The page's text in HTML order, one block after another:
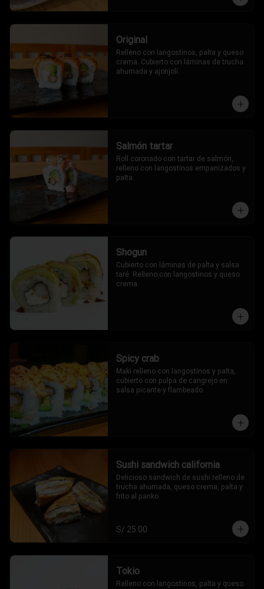
Original
Relleno con langostinos, palta y queso
crema. Cubierto con láminas de trucha
ahumada y ajonjolí.
Salmón tartar
Roll coronado con tartar de salmón,
relleno con langostinos empanizados y
palta.
Shogun
Cubierto con láminas de palta y salsa
taré. Relleno con langostinos y queso
crema.
Spicy crab
Maki relleno con langostinos y palta,
cubierto con pulpa de cangrejo en
salsa picante y flambeado.
Sushi sandwich california
Delicioso sandwich de sushi relleno de
trucha ahumada, queso crema, palta y
frito al panko
S/ 25.00
Tokio
Relleno con langostinos, palta y queso